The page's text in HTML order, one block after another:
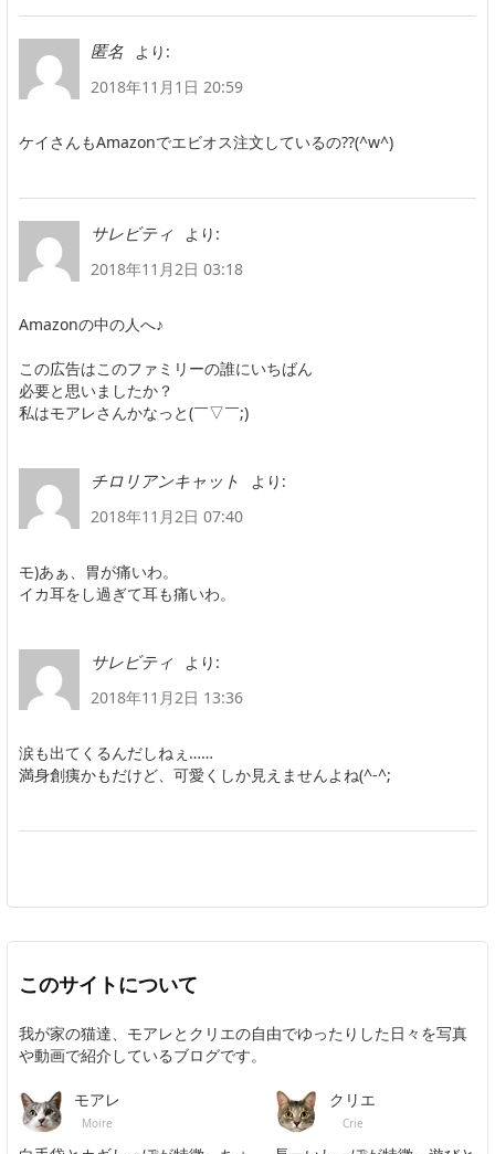
匿名
より:
2018年11月1日 20:59
ケイさんもAmazonでエビオス注文しているの??(^w^)
サレビティ
より:
2018年11月2日 03:18
Amazonの中の人へ♪
この広告はこのファミリーの誰にいちばん
必要と思いましたか？
私はモアレさんかなっと(￣▽￣;)
チロリアンキャット
より:
2018年11月2日 07:40
モ)あぁ、胃が痛いわ。
イカ耳をし過ぎて耳も痛いわ。
サレビティ
より:
2018年11月2日 13:36
涙も出てくるんだしねぇ……
満身創痍かもだけど、可愛くしか見えませんよね(^-^;
このサイトについて
我が家の猫達、モアレとクリエの自由でゆったりした日々を写真
や動画で紹介しているブログです。
モアレ
Moire
クリエ
Crie